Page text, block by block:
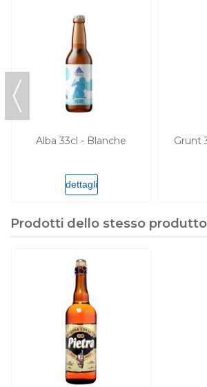
Alba 33cl - Blanche
dettagli
Grunt
Prodotti dello stesso